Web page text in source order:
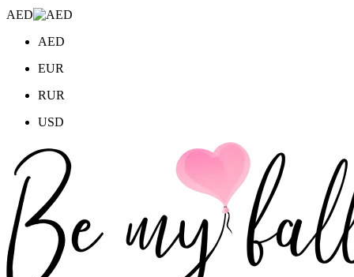
AED
AED
EUR
RUR
USD